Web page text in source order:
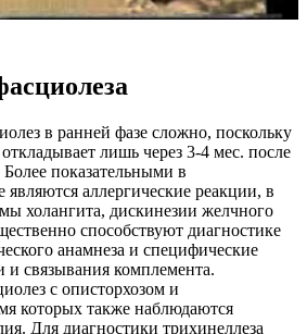
в ранней фазе сложно, поскольку
лишь через 3-4 мес. после
показательными в
являются аллергические реакции, в
холангита, дискинезии желчного
способствуют диагностике
анамнеза и специфические
связывания комплемента.
с описторхозом и
которых также наблюдаются
Для диагностики трихинеллеза